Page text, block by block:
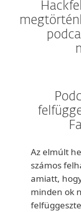
Az elmúlt
számos
amiatt,
minden ok